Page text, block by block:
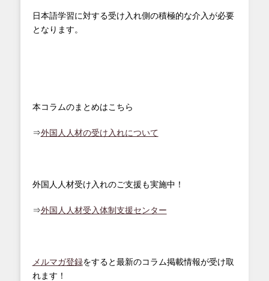
日本語学習に対する受け入れ側の積極的な介入が必要
となります。
本コラムのまとめはこちら
⇒外国人人材の受け入れについて
外国人人材受け入れのご支援も実施中！
⇒外国人人材受入体制支援センター
メルマガ登録をすると最新のコラム掲載情報が受け取
れます！